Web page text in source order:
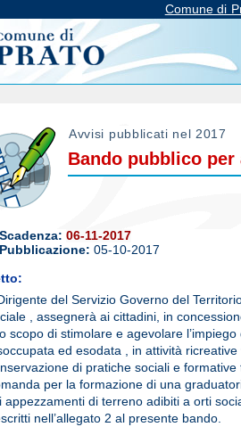
Comune di
Avvisi pubblicati nel 2017
Bando pubblico
06-11-2017
05-10-2017
Dirigente del Servizio Governo del
, assegnerà ai cittadini, in
scopo di stimolare e agevolare
ed esodata , in attività
di pratiche sociali e
per la formazione di una
appezzamenti di terreno adibiti a orti
nell’allegato 2 al presente bando.